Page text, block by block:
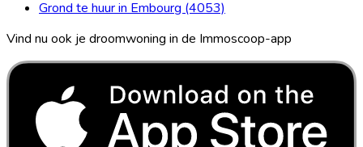
Grond te huur in Embourg (4053)
Vind nu ook je droomwoning in de Immoscoop-app